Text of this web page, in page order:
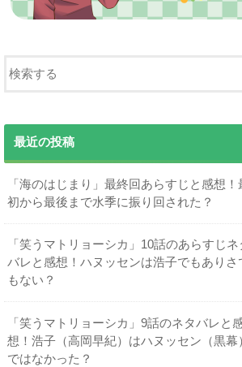
最近の投稿
「海のはじまり」最終回あらすじと感想！
初から最後まで水季に振り回された？
「笑うマトリョーシカ」10話のあらすじネ
バレと感想！ハヌッセンは浩子でもありさ
もない？
「笑うマトリョーシカ」9話のネタバレと
想！浩子（高岡早紀）はハヌッセン（黒幕
ではなかった？